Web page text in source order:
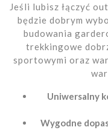
Jeśli lubisz łączyć
będzie dobrym
budowania
trekkingowe
sportowymi oraz
Uniwersalny
Wygodne